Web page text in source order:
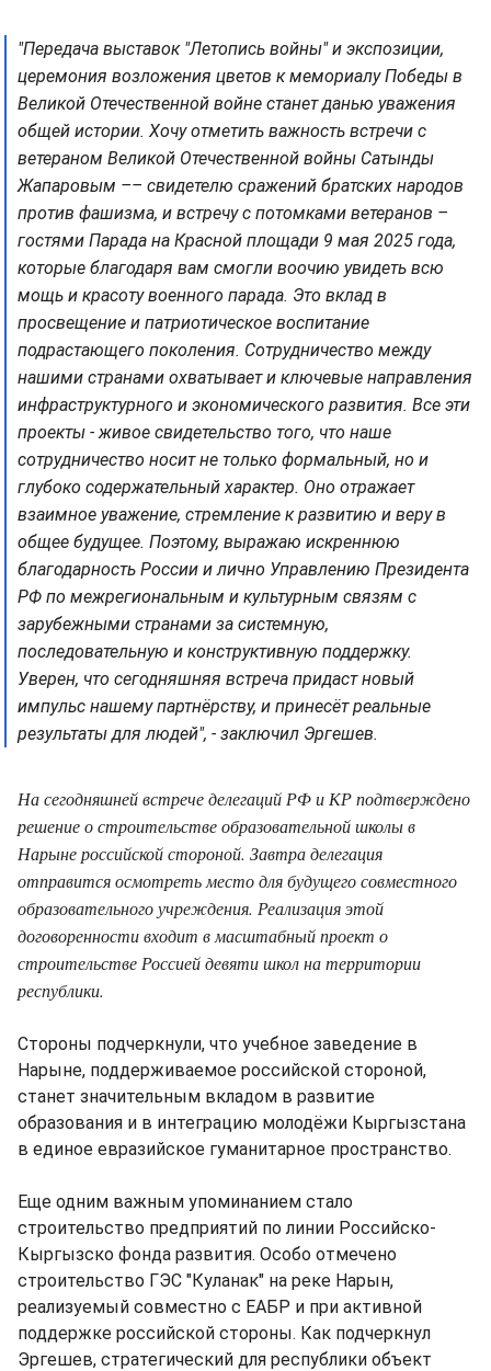
"Передача выставок "Летопись войны" и экспозиции,
церемония возложения цветов к мемориалу Победы в
Великой Отечественной войне станет данью уважения
общей истории. Хочу отметить важность встречи с
ветераном Великой Отечественной войны Сатынды
Жапаровым –– свидетелю сражений братских народов
против фашизма, и встречу с потомками ветеранов –
гостями Парада на Красной площади 9 мая 2025 года,
которые благодаря вам смогли воочию увидеть всю
мощь и красоту военного парада. Это вклад в
просвещение и патриотическое воспитание
подрастающего поколения. Сотрудничество между
нашими странами охватывает и ключевые направления
инфраструктурного и экономического развития. Все эти
проекты - живое свидетельство того, что наше
сотрудничество носит не только формальный, но и
глубоко содержательный характер. Оно отражает
взаимное уважение, стремление к развитию и веру в
общее будущее. Поэтому, выражаю искреннюю
благодарность России и лично Управлению Президента
РФ по межрегиональным и культурным связям с
зарубежными странами за системную,
последовательную и конструктивную поддержку.
Уверен, что сегодняшняя встреча придаст новый
импульс нашему партнёрству, и принесёт реальные
результаты для людей", - заключил Эргешев.
На сегодняшней встрече делегаций РФ и КР подтверждено
решение о строительстве образовательной школы в
Нарыне российской стороной. Завтра делегация
отправится осмотреть место для будущего совместного
образовательного учреждения. Реализация этой
договоренности входит в масштабный проект о
строительстве Россией девяти школ на территории
республики.
Стороны подчеркнули, что учебное заведение в
Нарыне, поддерживаемое российской стороной,
станет значительным вкладом в развитие
образования и в интеграцию молодёжи Кыргызстана
в единое евразийское гуманитарное пространство.
Еще одним важным упоминанием стало
строительство предприятий по линии Российско-
Кыргызско фонда развития. Особо отмечено
строительство ГЭС "Куланак" на реке Нарын,
реализуемый совместно с ЕАБР и при активной
поддержке российской стороны. Как подчеркнул
Эргешев, стратегический для республики объект